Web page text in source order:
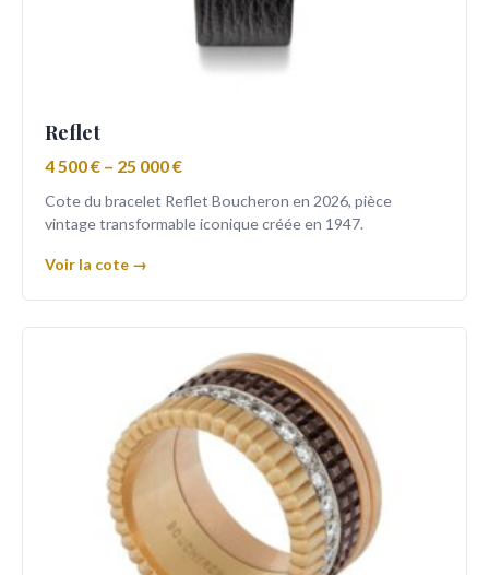
Reflet
4 500 € – 25 000 €
Cote du bracelet Reflet Boucheron en 2026, pièce
vintage transformable iconique créée en 1947.
Voir la cote →